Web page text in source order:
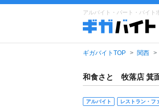
アルバイト・パート・バイト
ギガバイトTOP 関西
和食さと 牧落店 箕
アルバイト レストラン・フ